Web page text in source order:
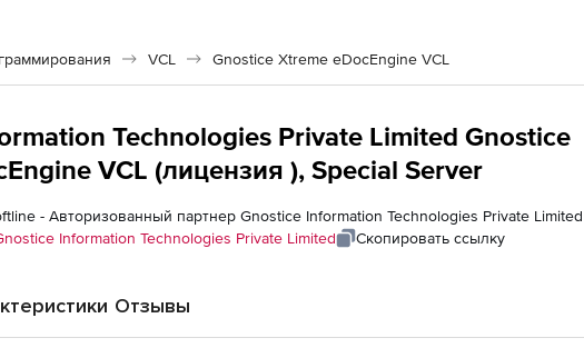
VCL Gnostice Xtreme eDocEngine VCL
Technologies Private Limited Gnostice
VCL (лицензия ), Special Server
- Авторизованный партнер Gnostice Information Technologies Private Limited
Information Technologies Private Limited Скопировать ссылку
Отзывы